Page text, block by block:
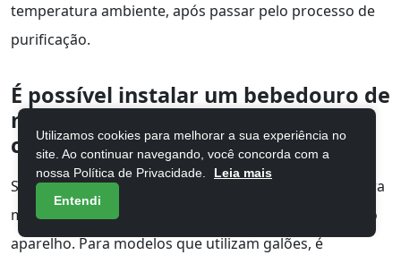
temperatura ambiente, após passar pelo processo de
purificação.
É possível instalar um bebedouro de
mesa em qualquer lugar da
cozinha?
Sim, desde que haja uma tomada elétrica próxima para
modelos refrigerados e um local estável para apoiar o
aparelho. Para modelos que utilizam galões, é
Utilizamos cookies para melhorar a sua experiência no
site. Ao continuar navegando, você concorda com a
nossa Política de Privacidade.
Leia mais
Entendi